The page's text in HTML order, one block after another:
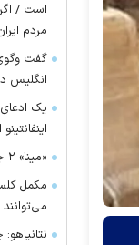
است / اگر
مردم
گفت وگوی
انگلیس
یک
«مینا» ۲ جایزه از راه ابریشم گرفت